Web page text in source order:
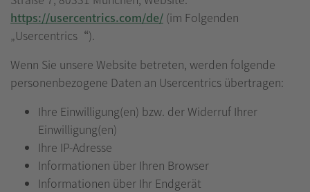
https://usercentrics.com/de/ (im Folgenden
„Usercentrics“).
Wenn Sie unsere Website betreten, werden folgende
personenbezogene Daten an Usercentrics übertragen:
Ihre Einwilligung(en) bzw. der Widerruf Ihrer
Einwilligung(en)
Ihre IP-Adresse
Informationen über Ihren Browser
Informationen über Ihr Endgerät